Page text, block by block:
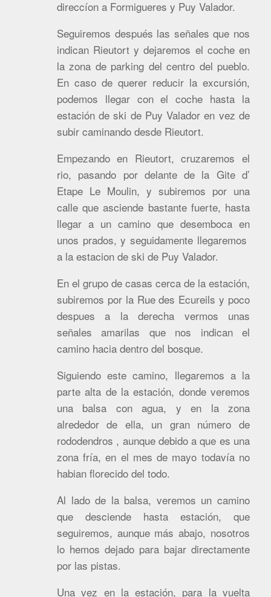
direccíon a Formigueres y Puy Valador.
Seguiremos después las señales que nos
indican Rieutort y dejaremos el coche en
la zona de parking del centro del pueblo.
En caso de querer reducir la excursión,
podemos llegar con el coche hasta la
estación de ski de Puy Valador en vez de
subir caminando desde Rieutort.
Empezando en Rieutort, cruzaremos el
rio, pasando por delante de la Gite d’
Etape Le Moulin, y subiremos por una
calle que asciende bastante fuerte, hasta
llegar a un camino que desemboca en
unos prados, y seguidamente llegaremos
a la estacion de ski de Puy Valador.
En el grupo de casas cerca de la estación,
subiremos por la Rue des Ecureils y poco
despues a la derecha vermos unas
señales amarilas que nos indican el
camino hacia dentro del bosque.
Siguiendo este camino, llegaremos a la
parte alta de la estación, donde veremos
una balsa con agua, y en la zona
alrededor de ella, un gran número de
rododendros , aunque debido a que es una
zona fría, en el mes de mayo todavía no
habian florecido del todo.
Al lado de la balsa, veremos un camino
que desciende hasta estación, que
seguiremos, aunque más abajo, nosotros
lo hemos dejado para bajar directamente
por las pistas.
Una vez en la estación, para la vuelta